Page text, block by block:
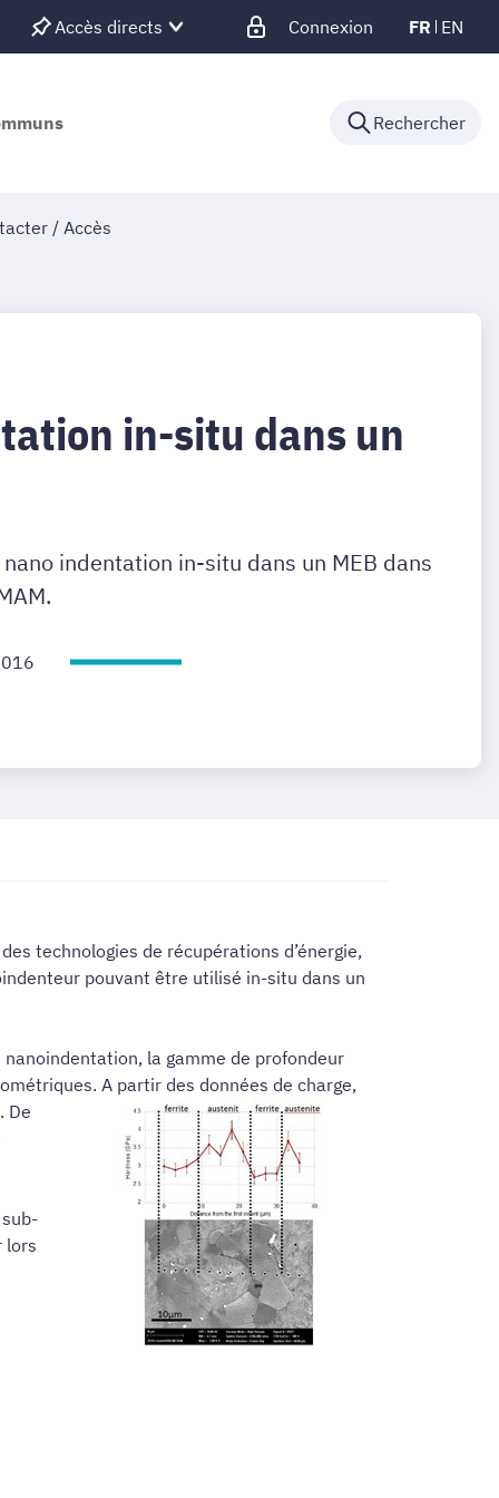
Accès directs Connexion FR EN
Rechercher
/ Accès
in-situ dans un
indentation in-situ dans un MEB dans
technologies de récupérations d’énergie,
pouvant être utilisé in-situ dans un
la gamme de profondeur
A partir des données de charge,
De
lors